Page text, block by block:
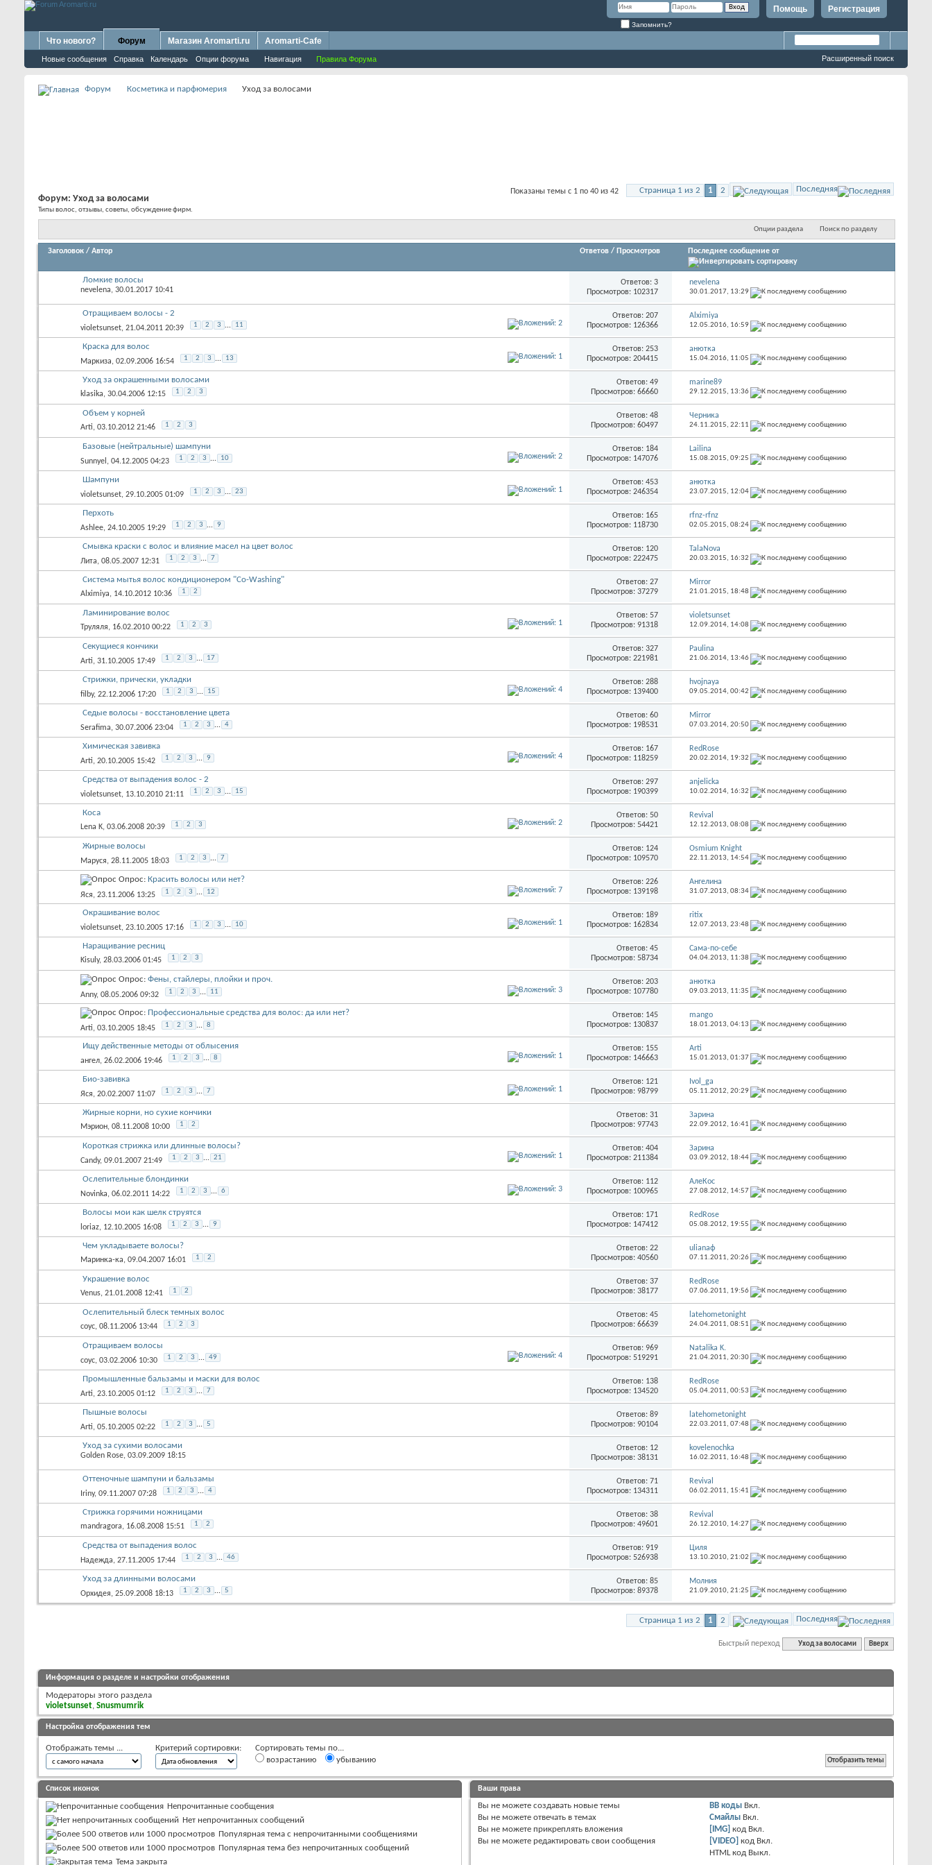
Регистрация
Помощь
Запомнить?
Что нового? Форум
Новые сообщения Справка Календарь Опции форума Навигация Правила Форума
Магазин Aromarti.ru Aromarti-Cafe
Расширенный поиск
Форум Косметика и парфюмерия Уход за волосами
Страница 1 из 2 1 2 Последняя
Показаны темы с 1 по 40 из 42
Форум: Уход за волосами
Типы волос, отзывы, советы, обсуждение фирм.
Опции раздела Поиск по разделу
Заголовок / Автор Ответов / Просмотров Последнее сообщение от
Ломкие волосы
nevelena, 30.01.2017 10:41
Ответов: 3
Просмотров: 102317
nevelena
30.01.2017, 13:29
Отращиваем волосы - 2
violetsunset, 21.04.2011 20:39 1 2 3 ... 11
Ответов: 207
Просмотров: 126366
Alximiya
12.05.2016, 16:59
Краска для волос
Маркиза, 02.09.2006 16:54 1 2 3 ... 13
Ответов: 253
Просмотров: 204415
анютка
15.04.2016, 11:05
Уход за окрашенными волосами
klasika, 30.04.2006 12:15 1 2 3
Ответов: 49
Просмотров: 66660
marine89
29.12.2015, 13:36
Объем у корней
Arti, 03.10.2012 21:46 1 2 3
Ответов: 48
Просмотров: 60497
Черника
24.11.2015, 22:11
Базовые (нейтральные) шампуни
Sunnyel , 04.12.2005 04:23 1 2 3 ... 10
Ответов: 184
Просмотров: 147076
Lailina
15.08.2015, 09:25
Шампуни
violetsunset, 29.10.2005 01:09 1 2 3 ... 23
Ответов: 453
Просмотров: 246354
анютка
23.07.2015, 12:04
Перхоть
Ashlee, 24.10.2005 19:29 1 2 3 ... 9
Ответов: 165
Просмотров: 118730
rfnz-rfnz
02.05.2015, 08:24
Смывка краски с волос и влияние масел на цвет волос
Лита, 08.05.2007 12:31 1 2 3 ... 7
Ответов: 120
Просмотров: 222475
TalaNova
20.03.2015, 16:32
Система мытья волос кондиционером "Co-Washing"
Alximiya, 14.10.2012 10:36 1 2
Ответов: 27
Просмотров: 37279
Mirror
21.01.2015, 18:48
Ламинирование волос
Труляля, 16.02.2010 00:22 1 2 3
Ответов: 57
Просмотров: 91318
violetsunset
12.09.2014, 14:08
Секущиеся кончики
Arti, 31.10.2005 17:49 1 2 3 ... 17
Ответов: 327
Просмотров: 221981
Paulina
21.06.2014, 13:46
Стрижки, прически, укладки
filby, 22.12.2006 17:20 1 2 3 ... 15
Ответов: 288
Просмотров: 139400
hvojnaya
09.05.2014, 00:42
Седые волосы - восстановление цвета
Serafima, 30.07.2006 23:04 1 2 3 ... 4
Ответов: 60
Просмотров: 198531
Mirror
07.03.2014, 20:50
Химическая завивка
Arti, 20.10.2005 15:42 1 2 3 ... 9
Ответов: 167
Просмотров: 118259
RedRose
20.02.2014, 19:32
Средства от выпадения волос - 2
violetsunset, 13.10.2010 21:11 1 2 3 ... 15
Ответов: 297
Просмотров: 190399
anjelicka
10.02.2014, 16:32
Коса
Lena K, 03.06.2008 20:39 1 2 3
Ответов: 50
Просмотров: 54421
Revival
12.12.2013, 08:08
Жирные волосы
Маруся, 28.11.2005 18:03 1 2 3 ... 7
Ответов: 124
Просмотров: 109570
Osmium Knight
22.11.2013, 14:54
Опрос: Красить волосы или нет?
Яся, 23.11.2006 13:25 1 2 3 ... 12
Ответов: 226
Просмотров: 139198
Ангелина
31.07.2013, 08:34
Окрашивание волос
violetsunset, 23.10.2005 17:16 1 2 3 ... 10
Ответов: 189
Просмотров: 162834
ritix
12.07.2013, 23:48
Наращивание ресниц
Kisuly, 28.03.2006 01:45 1 2 3
Ответов: 45
Просмотров: 58734
Сама-по-себе
04.04.2013, 11:38
Опрос: Фены, стайлеры, плойки и проч.
Anny, 08.05.2006 09:32 1 2 3 ... 11
Ответов: 203
Просмотров: 107780
анютка
09.03.2013, 11:35
Опрос: Профессиональные средства для волос: да или нет?
Arti, 03.10.2005 18:45 1 2 3 ... 8
Ответов: 145
Просмотров: 130837
mango
18.01.2013, 04:13
Ищу действенные методы от облысения
ангел, 26.02.2006 19:46 1 2 3 ... 8
Ответов: 155
Просмотров: 146663
Arti
15.01.2013, 01:37
Био-завивка
Яся, 20.02.2007 11:07 1 2 3 ... 7
Ответов: 121
Просмотров: 98799
Ivol_ga
05.11.2012, 20:29
Жирные корни, но сухие кончики
Мэрион, 08.11.2008 10:00 1 2
Ответов: 31
Просмотров: 97743
Зарина
22.09.2012, 16:41
Короткая стрижка или длинные волосы?
Candy, 09.01.2007 21:49 1 2 3 ... 21
Ответов: 404
Просмотров: 211384
Зарина
03.09.2012, 18:44
Ослепительные блондинки
Novinka, 06.02.2011 14:22 1 2 3 ... 6
Ответов: 112
Просмотров: 100965
АлеКос
27.08.2012, 14:57
Волосы мои как шелк струятся
loriaz, 12.10.2005 16:08 1 2 3 ... 9
Ответов: 171
Просмотров: 147412
RedRose
05.08.2012, 19:55
Чем укладываете волосы?
Маринка-ка, 09.04.2007 16:01 1 2
Ответов: 22
Просмотров: 40560
ulianaф
07.11.2011, 20:26
Украшение волос
Venus, 21.01.2008 12:41 1 2
Ответов: 37
Просмотров: 38177
RedRose
07.06.2011, 19:56
Ослепительный блеск темных волос
соус, 08.11.2006 13:44 1 2 3
Ответов: 45
Просмотров: 66639
latehometonight
24.04.2011, 08:51
Отращиваем волосы
соус, 03.02.2006 10:30 1 2 3 ... 49
Ответов: 969
Просмотров: 519291
Natalika K.
21.04.2011, 20:30
Промышленные бальзамы и маски для волос
Arti, 23.10.2005 01:12 1 2 3 ... 7
Ответов: 138
Просмотров: 134520
RedRose
05.04.2011, 00:53
Пышные волосы
Arti, 05.10.2005 02:22 1 2 3 ... 5
Ответов: 89
Просмотров: 90104
latehometonight
22.03.2011, 07:48
Уход за сухими волосами
Golden Rose, 03.09.2009 18:15
Ответов: 12
Просмотров: 38131
kovelenochka
16.02.2011, 16:48
Оттеночные шампуни и бальзамы
Iriny, 09.11.2007 07:28 1 2 3 ... 4
Ответов: 71
Просмотров: 134311
Revival
06.02.2011, 15:41
Стрижка горячими ножницами
mandragora, 16.08.2008 15:51 1 2
Ответов: 38
Просмотров: 49601
Revival
26.12.2010, 14:27
Средства от выпадения волос
Надежда, 27.11.2005 17:44 1 2 3 ... 46
Ответов: 919
Просмотров: 526938
Циля
13.10.2010, 21:02
Уход за длинными волосами
Орхидея, 25.09.2008 18:13 1 2 3 ... 5
Ответов: 85
Просмотров: 89378
Молния
21.09.2010, 21:25
Страница 1 из 2 1 2 Последняя
Быстрый переход Уход за волосами Вверх
Информация о разделе и настройки отображения
Модераторы этого раздела
violetsunset, Snusmumrik
Настройка отображения тем
Отображать темы ... Критерий сортировки:
Сортировать темы по...
возрастанию
убыванию
Список иконок
Непрочитанные сообщения
Нет непрочитанных сообщений
Популярная тема с непрочитанными сообщениями
Популярная тема без непрочитанных сообщений
Тема закрыта
Ваши права
Вы не можете создавать новые темы
Вы не можете отвечать в темах
Вы не можете прикреплять вложения
Вы не можете редактировать свои сообщения
BB коды Вкл.
Смайлы Вкл.
[IMG] код Вкл.
[VIDEO] код Вкл.
HTML код Выкл.